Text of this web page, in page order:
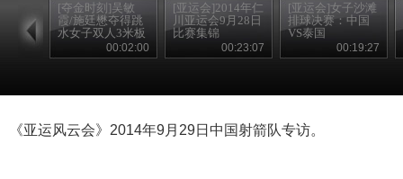
[夺金时刻]吴敏
霞/施廷懋夺得跳
水女子双人3米板
00:02:00
[亚运会]2014年仁
川亚运会9月28日
比赛集锦
00:23:07
[亚运会]女子沙滩
排球决赛：中国
VS泰国
00:19:27
《亚运风云会》2014年9月29日中国射箭队专访。